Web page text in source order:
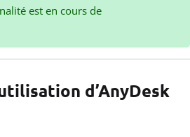
est en cours de
d’AnyDesk